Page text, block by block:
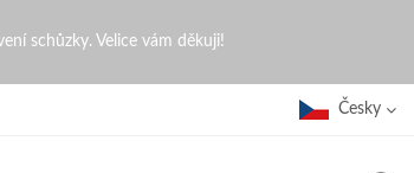
schůzky. Velice vám děkuji!
Česky